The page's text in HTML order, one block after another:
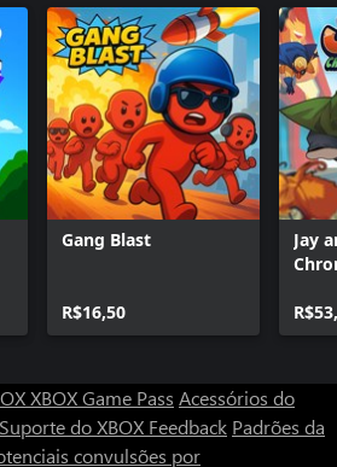
Gang Blast
R$16,50
Jay
XBOX Game Pass Acessórios do
Suporte do XBOX Feedback Padrões da
convulsões por